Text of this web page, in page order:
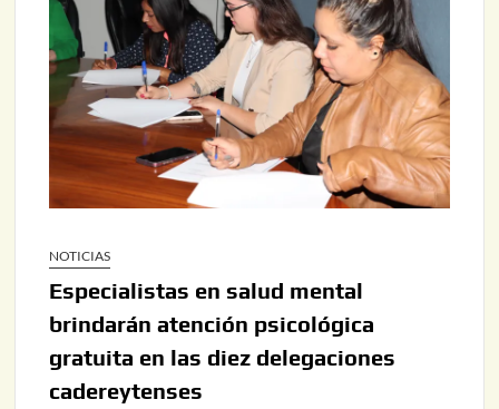
NOTICIAS
Especialistas en salud mental
brindarán atención psicológica
gratuita en las diez delegaciones
cadereytenses